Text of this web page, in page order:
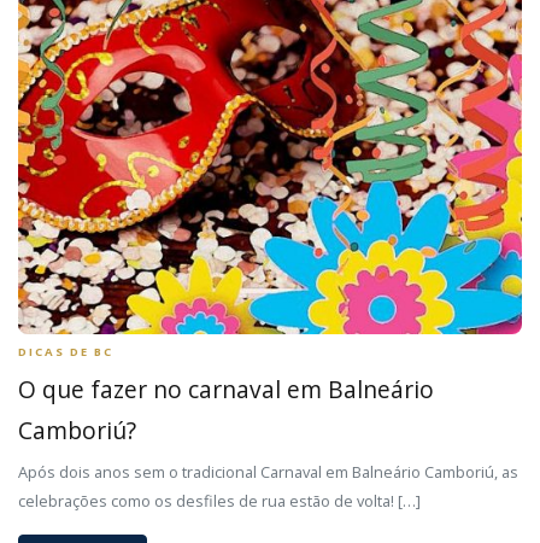
DICAS DE BC
O que fazer no carnaval em Balneário
Camboriú?
Após dois anos sem o tradicional Carnaval em Balneário Camboriú, as
celebrações como os desfiles de rua estão de volta! […]